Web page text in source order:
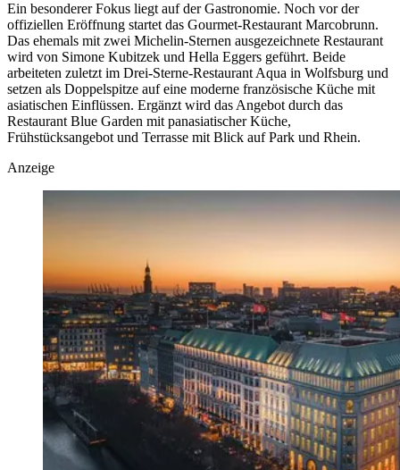
Ein besonderer Fokus liegt auf der Gastronomie. Noch vor der
offiziellen Eröffnung startet das Gourmet-Restaurant Marcobrunn.
Das ehemals mit zwei Michelin-Sternen ausgezeichnete Restaurant
wird von Simone Kubitzek und Hella Eggers geführt. Beide
arbeiteten zuletzt im Drei-Sterne-Restaurant Aqua in Wolfsburg und
setzen als Doppelspitze auf eine moderne französische Küche mit
asiatischen Einflüssen. Ergänzt wird das Angebot durch das
Restaurant Blue Garden mit panasiatischer Küche,
Frühstücksangebot und Terrasse mit Blick auf Park und Rhein.
Anzeige